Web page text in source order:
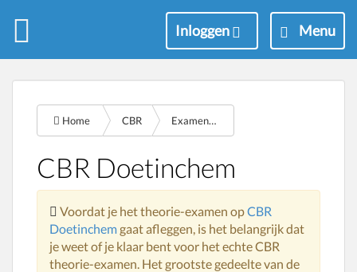
M
e
Menu
Inloggen
Home CBR Examencentrum doetinchem
CBR Doetinchem
Voordat je het theorie-examen opCBR
Doetinchem gaat afleggen, is het belangrijk dat
je weet of je klaar bent voor het echte CBR
theorie-examen. Het grootste gedeelte van de